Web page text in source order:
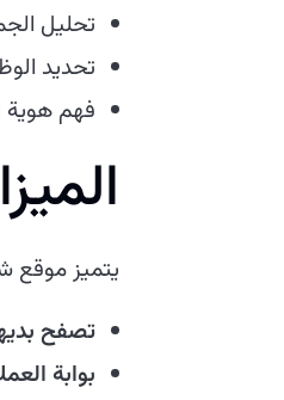
تحليل
تحديد
فهم هوية
يتميز موقع
تصفح
بوابة